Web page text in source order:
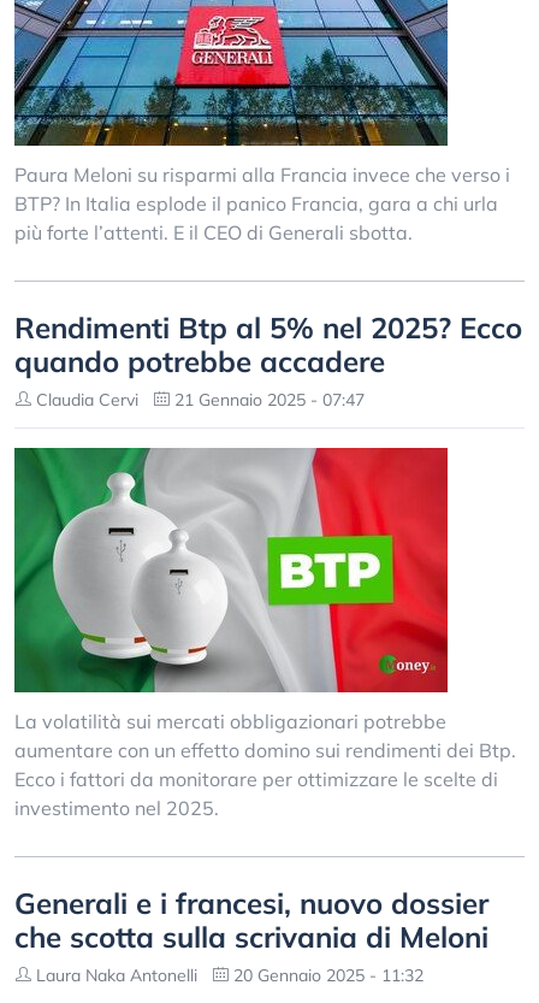
Paura Meloni su risparmi alla Francia invece che verso i
BTP? In Italia esplode il panico Francia, gara a chi urla
più forte l’attenti. E il CEO di Generali sbotta.
Rendimenti Btp al 5% nel 2025? Ecco
quando potrebbe accadere
Claudia Cervi 21 Gennaio 2025 - 07:47
La volatilità sui mercati obbligazionari potrebbe
aumentare con un effetto domino sui rendimenti dei Btp.
Ecco i fattori da monitorare per ottimizzare le scelte di
investimento nel 2025.
Generali e i francesi, nuovo dossier
che scotta sulla scrivania di Meloni
Laura Naka Antonelli 20 Gennaio 2025 - 11:32